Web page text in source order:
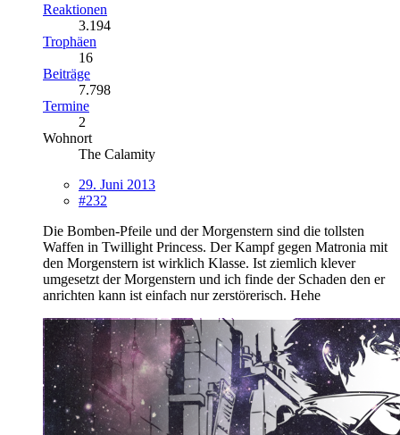
Reaktionen
3.194
Trophäen
16
Beiträge
7.798
Termine
2
Wohnort
The Calamity
29. Juni 2013
#232
Die Bomben-Pfeile und der Morgenstern sind die tollsten
Waffen in Twillight Princess. Der Kampf gegen Matronia mit
den Morgenstern ist wirklich Klasse. Ist ziemlich klever
umgesetzt der Morgenstern und ich finde der Schaden den er
anrichten kann ist einfach nur zerstörerisch. Hehe